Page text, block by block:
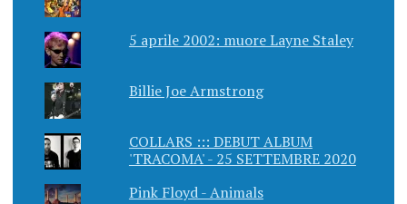
5 aprile 2002: muore Layne Staley
Billie Joe Armstrong
COLLARS ::: DEBUT ALBUM
'TRACOMA' - 25 SETTEMBRE 2020
Pink Floyd - Animals